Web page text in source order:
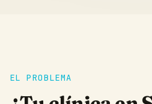
EL PROBLEMA